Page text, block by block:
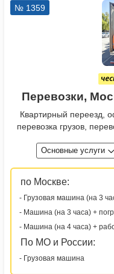
№ 1359
Перевозки,
Квартирный переезд,
перевозка грузов,
Основные услуги
по Москве:
- Грузовая машина (на 3
- Машина (на 3 часа) +
- Машина (на 4 часа) +
По МО и России:
- Грузовая машина